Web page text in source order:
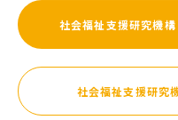
社会福祉支援研究機構
社会福祉支援研究